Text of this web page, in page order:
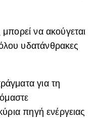
να ακούγεται
υδατάνθρακες
για τη
πηγή ενέργειας